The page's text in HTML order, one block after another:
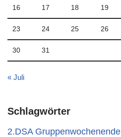
16 17 18 19
23 24 25 26
30 31
« Juli
Schlagwörter
2.DSA Gruppenwochenende